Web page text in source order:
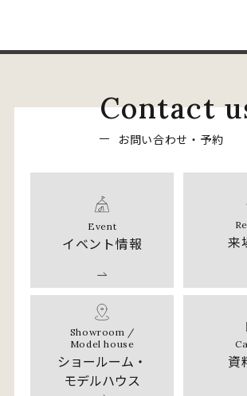
Contact u
お問い合わせ ・ 予約
Event
イベント情報
Showroom /
Model house
ショールーム・
モデルハウス
来
資